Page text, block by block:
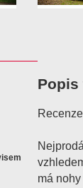
Popis
má